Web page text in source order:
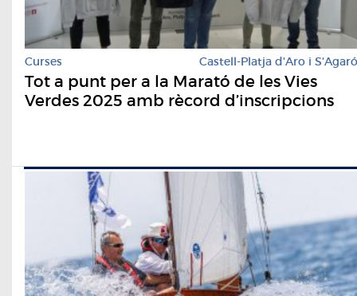
Curses Castell-Platja d'Aro i S'Agaró
Tot a punt per a la Marató de les Vies
Verdes 2025 amb rècord d’inscripcions